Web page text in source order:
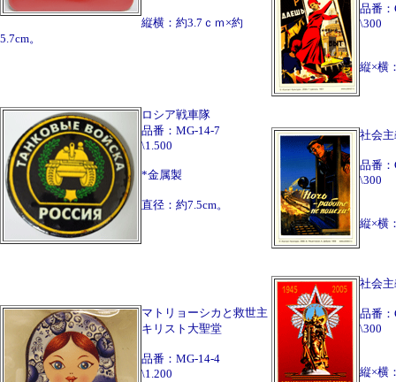
縦横：約3.7ｃｍ×約
5.7cm。
ロシア戦車隊
品番：MG-14-7
\1.500
*金属製
直径：約7.5cm。
マトリョーシカと救世主
キリスト大聖堂
品番：MG-14-4
\1.200
品番
\300
縦×横
社会
品番
\300
縦×横
社会
品番
\300
縦×横